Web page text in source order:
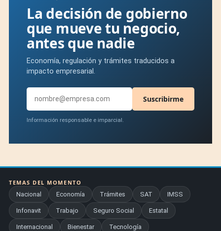
La decisión de gobierno
que mueve tu negocio,
antes que nadie
Economía, regulación y trámites traducidos a
impacto empresarial.
Suscribirme
Información responsable e imparcial.
TEMAS DEL MOMENTO
Nacional
Economía Trámites SAT IMSS
Infonavit Trabajo Seguro Social Estatal
Internacional Bienestar Tecnología